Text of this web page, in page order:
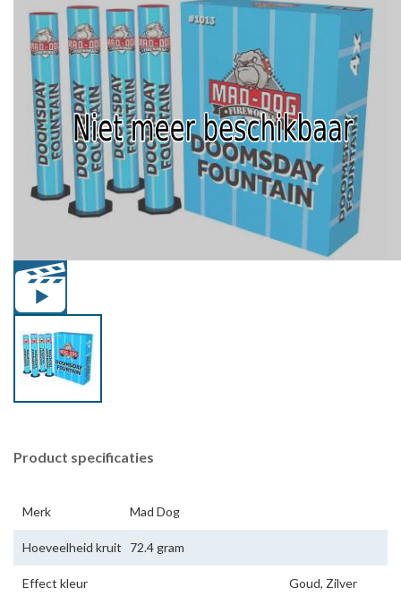
Product specificaties
Merk Mad Dog
Hoeveelheid kruit 72.4 gram
Effect kleur Goud, Zilver